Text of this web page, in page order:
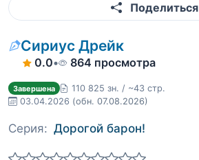
Поделиться
Сириус Дрейк
0.0• 864 просмотра
Завершена
110 825 зн. / ~43 стр.
03.04.2026 (обн. 07.08.2026)
Серия: Дорогой барон!